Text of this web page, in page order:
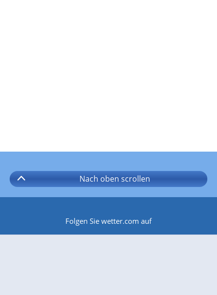
Nach oben scrollen
Folgen Sie wetter.com auf